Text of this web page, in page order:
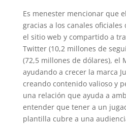
Es menester mencionar que
gracias a los canales
el sitio web y compartido a
Twitter (10,2 millones de
(72,5 millones de dólares), el
ayudando a crecer la marca
creando contenido valioso y
una relación que ayuda a
entender que tener a un
plantilla cubre a una